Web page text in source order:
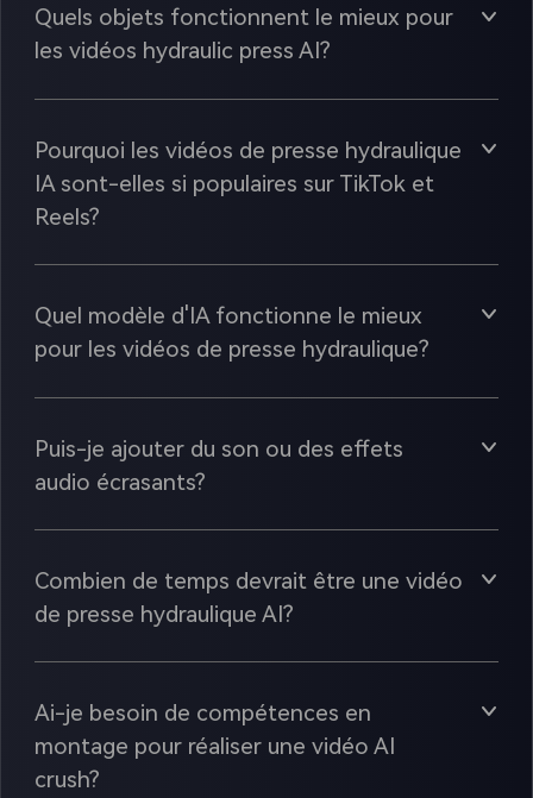
Quels objets fonctionnent le mieux pour
les vidéos hydraulic press AI?
Pourquoi les vidéos de presse hydraulique
IA sont-elles si populaires sur TikTok et
Reels?
Quel modèle d'IA fonctionne le mieux
pour les vidéos de presse hydraulique?
Puis-je ajouter du son ou des effets
audio écrasants?
Combien de temps devrait être une vidéo
de presse hydraulique AI?
Ai-je besoin de compétences en
montage pour réaliser une vidéo AI
crush?